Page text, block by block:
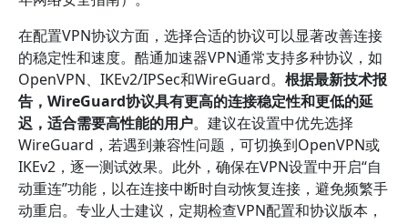
在配置VPN协议方面，选择合适的协议可以显著改善连接
的稳定性和速度。酷通加速器VPN通常支持多种协议，如
OpenVPN、IKEv2/IPSec和WireGuard。 根据最新技术报
告，WireGuard协议具有更高的连接稳定性和更低的延
迟，适合需要高性能的用户。建议在设置中优先选择
WireGuard，若遇到兼容性问题，可切换到OpenVPN或
IKEv2，逐一测试效果。此外，确保在VPN设置中开启“自
动重连”功能，以在连接中断时自动恢复连接，避免频繁手
动重启。专业人士建议，定期检查VPN配置和协议版本，